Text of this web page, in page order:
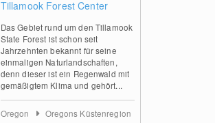
Tillamook Forest Center
Das Gebiet rund um den Tillamook
State Forest ist schon seit
Jahrzehnten bekannt für seine
einmaligen Naturlandschaften,
denn dieser ist ein Regenwald mit
gemäßigtem Klima und gehört...
Oregon Oregons Küstenregion